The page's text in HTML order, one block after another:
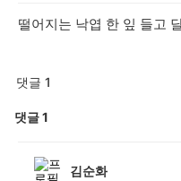
떨어지는 낙엽 한 잎 들고
댓글 1
댓글1
김순화